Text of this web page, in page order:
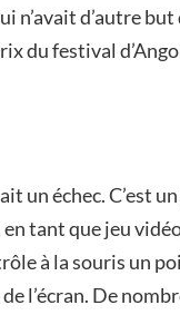
n’avait d’autre
du festival
un échec. C’est un
tant que jeu
à la souris un
l’écran. De